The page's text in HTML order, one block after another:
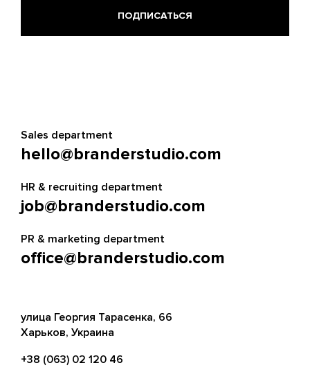
Sales department
hello@branderstudio.com
HR & recruiting department
job@branderstudio.com
PR & marketing department
office@branderstudio.com
улица Георгия Тарасенка, 66
Харьков, Украина
+38 (063) 02 120 46